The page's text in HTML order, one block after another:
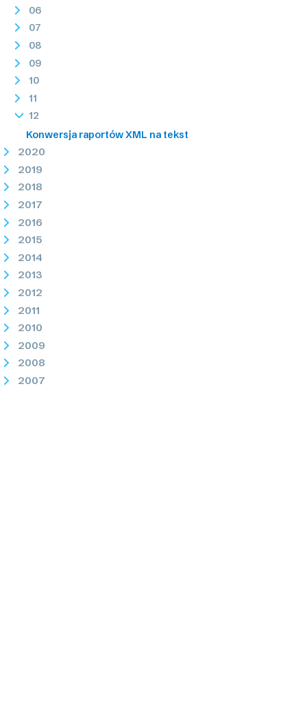
06
07
08
09
10
11
12
Konwersja raportów XML na tekst
2020
2019
2018
2017
2016
2015
2014
2013
2012
2011
2010
2009
2008
2007